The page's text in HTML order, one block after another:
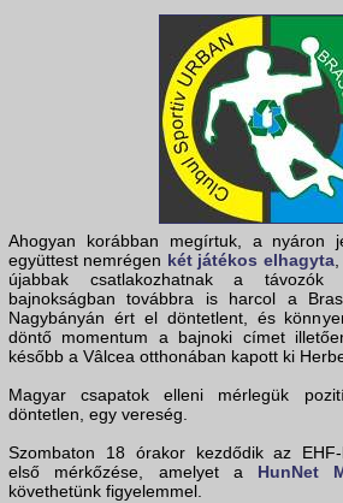
Ahogyan korábban megírtuk, a nyáron
együttest nemrégen két játékos elhagyta,
újabbak csatlakozhatnak a távozók
bajnokságban továbbra is harcol a
Nagybányán ért el döntetlent, és
döntő momentum a bajnoki címet
később a Vâlcea otthonában kapott ki
Magyar csapatok elleni mérlegük
döntetlen, egy vereség.
Szombaton 18 órakor kezdődik az EHF-
első mérkőzése, amelyet a HunNet
követhetünk figyelemmel.